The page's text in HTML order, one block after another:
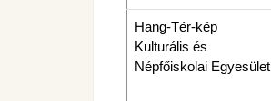
Hang-Tér-kép
Kulturális és
Népfőiskolai Egyesület